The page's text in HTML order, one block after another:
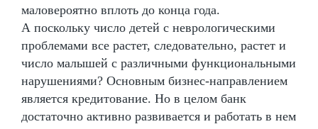
маловероятно вплоть до конца года.
А поскольку число детей с неврологическими
проблемами все растет, следовательно, растет и
число малышей с различными функциональными
нарушениями? Основным бизнес-направлением
является кредитование. Но в целом банк
достаточно активно развивается и работать в нем